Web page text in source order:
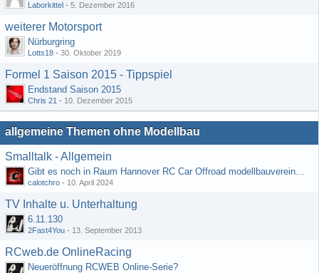
Laborkittel - 5. Dezember 2016
weiterer Motorsport
Nürburgring
Lotts18 - 30. Oktober 2019
Formel 1 Saison 2015 - Tippspiel
Endstand Saison 2015
Chris 21 - 10. Dezember 2015
allgemeine Themen ohne Modellbau
Smalltalk - Allgemein
Gibt es noch in Raum Hannover RC Car Offroad modellbauvereine, habe selbst schon gegoogelt aber erfolglos
calotchro - 10. April 2024
TV Inhalte u. Unterhaltung
6.11.130
2Fast4You - 13. September 2013
RCweb.de OnlineRacing
Neueröffnung RCWEB Online-Serie?